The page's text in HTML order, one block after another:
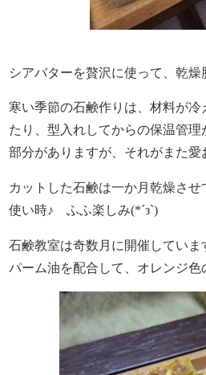
シアバターを贅沢に使って、乾
寒い季節の石鹸作りは、材料が冷
たり、型入れしてからの保温管理
部分がありますが、それがまた愛
カットした石鹸は一か月乾燥さ
使い時♪ ふふ楽しみ(*´з`)
石鹸教室は奇数月に開催していま
パーム油を配合して、オレンジ色